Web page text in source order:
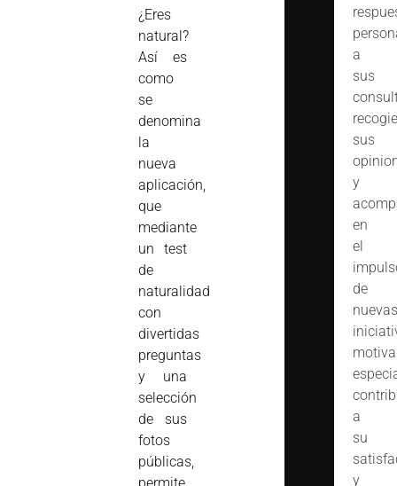
¿Eres
natural?
Así es
como
se
denomina
la
nueva
aplicación,
que
mediante
un test
de
naturalidad
con
divertidas
preguntas
y una
selección
de sus
fotos
públicas,
a
sus
sus
y
en
el
de
nuevas
motiva
a
su
y